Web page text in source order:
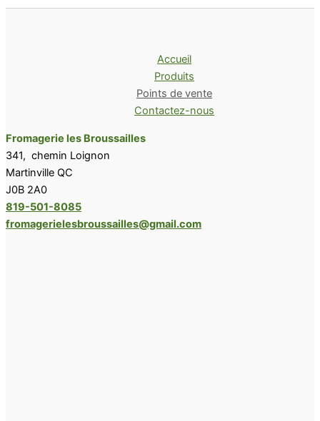
Accueil
Produits
Points de vente
Contactez-nous
Fromagerie les Broussailles
341, chemin Loignon
Martinville QC
J0B 2A0
819-501-8085
fromagerielesbroussailles@gmail.com